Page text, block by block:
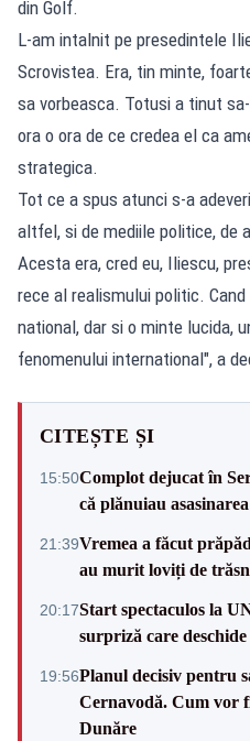
din Golf.
L-am intalnit pe presedintele
Scrovistea. Era, tin minte,
sa vorbeasca. Totusi a tinut
ora o ora de ce credea el ca
strategica.
Tot ce a spus atunci s-a
altfel, si de mediile politice, de
Acesta era, cred eu, Iliescu,
rece al realismului politic.
national, dar si o minte lucida,
fenomenului international", a
CITEȘTE ȘI
15:50Complot dejucat în
că plănuiau
21:39Vremea a făcut
au murit loviți de
20:17Start spectaculos la
surpriză care
19:56Planul decisiv pentru
Cernavodă. Cum vor
Dunăre